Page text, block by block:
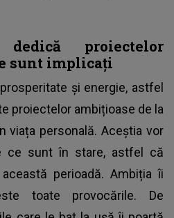
proiectelor
sunt implicați
și energie, astfel
proiectelor ambițioase de la
viața personală. Aceștia vor
ce sunt în stare, astfel că
perioadă. Ambiția îi
toate provocările. De